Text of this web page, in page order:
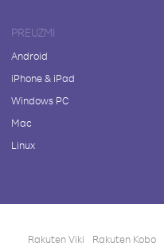
PREUZMI
Android
iPhone & iPad
Windows PC
Mac
Linux
Rakuten Viki Rakuten Kobo